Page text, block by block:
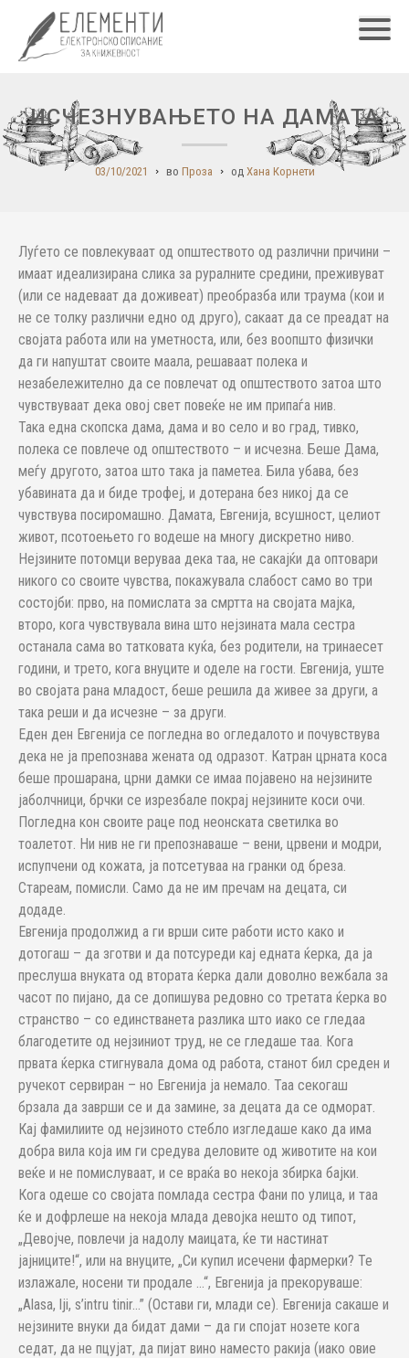
ИСЧЕЗНУВАЊЕТО НА ДАМАТА
03/10/2021 во Проза од Хана Корнети
Луѓето се повлекуваат од општеството од различни причини –
имаат идеализирана слика за руралните средини, преживуват
(или се надеваат да доживеат) преобразба или траума (кои и
не се толку различни едно од друго), сакаат да се преадат на
својата работа или на уметноста, или, без воопшто физички
да ги напуштат своите маала, решаваат полека и
незабележително да се повлечат од општеството затоа што
чувствуваат дека овој свет повеќе не им припаѓа нив.
Така една скопска дама, дама и во село и во град, тивко,
полека се повлече од општеството – и исчезна. Беше Дама,
меѓу другото, затоа што така ја паметеа. Била убава, без
убавината да и биде трофеј, и дотерана без никој да се
чувствува посиромашно. Дамата, Евгенија, всушност, целиот
живот, псотоењето го водеше на многу дискретно ниво.
Нејзините потомци веруваа дека таа, не сакајќи да оптовари
никого со своите чувства, покажувала слабост само во три
состојби: прво, на помислата за смртта на својата мајка,
второ, кога чувствувала вина што нејзината мала сестра
останала сама во татковата куќа, без родители, на тринаесет
години, и трето, кога внуците и оделе на гости. Евгенија, уште
во својата рана младост, беше решила да живее за други, а
така реши и да исчезне – за други.
Еден ден Евгенија се погледна во огледалото и почувствува
дека не ја препознава жената од одразот. Катран црната коса
беше прошарана, црни дамки се имаа појавено на нејзините
јаболчници, брчки се изрезбале покрај нејзините коси очи.
Погледна кон своите раце под неонската светилка во
тоалетот. Ни нив не ги препознаваше – вени, црвени и модри,
испупчени од кожата, ја потсетуваа на гранки од бреза.
Стареам, помисли. Само да не им пречам на децата, си
додаде.
Евгенија продолжид а ги врши сите работи исто како и
дотогаш – да зготви и да потсуреди кај едната ќерка, да ја
преслуша внуката од втората ќерка дали доволно вежбала за
часот по пијано, да се допишува редовно со третата ќерка во
странство – со единстванета разлика што иако се гледаа
благодетите од нејзиниот труд, не се гледаше таа. Кога
првата ќерка стигнувала дома од работа, станот бил среден и
ручекот сервиран – но Евгенија ја немало. Таа секогаш
брзала да заврши се и да замине, за децата да се одморат.
Кај фамилиите од нејзиното стебло изгледаше како да има
добра вила која им ги средува деловите од животите на кои
веќе и не помислуваат, и се враќа во некоја збирка бајки.
Кога одеше со својата помлада сестра Фани по улица, и таа
ќе и дофрлеше на некоја млада девојка нешто од типот,
„Девојче, повлечи ја надолу маицата, ќе ти настинат
јајниците!“, или на внуците, „Си купил исечени фармерки? Те
излажале, носени ти продале …“, Евгенија ја прекоруваше:
„Alasa, lji, s’intru tinir…” (Остави ги, млади се). Евгенија сакаше и
нејзините внуки да бидат дами – да ги спојат нозете кога
седат, да не пцујат, да пијат вино наместо ракија (иако овие